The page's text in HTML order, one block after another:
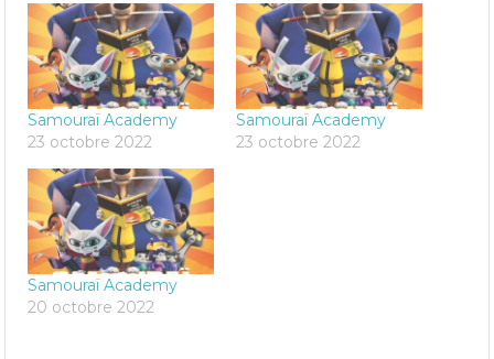
Samouraï Academy
23 octobre 2022
Samouraï Academy
23 octobre 2022
Samouraï Academy
20 octobre 2022